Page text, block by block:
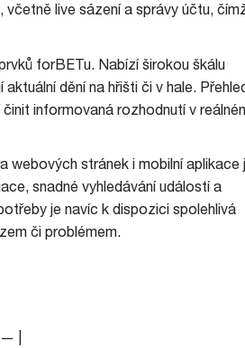
live sázení a správy účtu,
forBETu. Nabízí širokou škálu
dění na hřišti či v hale.
informovaná rozhodnutí v
webových stránek i mobilní aplikace
snadné vyhledávání událostí a
je navíc k dispozici spolehlivá
či problémem.
|